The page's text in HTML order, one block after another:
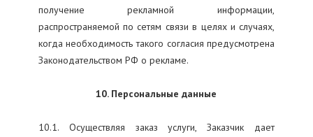
получение рекламной информации,
распространяемой по сетям связи в целях и случаях,
когда необходимость такого согласия предусмотрена
Законодательством РФ о рекламе.
10. Персональные данные
10.1. Осуществляя заказ услуги, Заказчик дает